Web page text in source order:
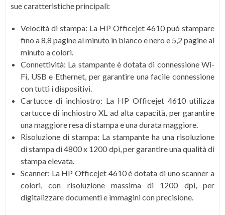
sue caratteristiche principali:
Velocità di stampa: La HP Officejet 4610 può stampare
fino a 8,8 pagine al minuto in bianco e nero e 5,2 pagine al
minuto a colori.
Connettività: La stampante è dotata di connessione Wi-
Fi, USB e Ethernet, per garantire una facile connessione
con tutti i dispositivi.
Cartucce di inchiostro: La HP Officejet 4610 utilizza
cartucce di inchiostro XL ad alta capacità, per garantire
una maggiore resa di stampa e una durata maggiore.
Risoluzione di stampa: La stampante ha una risoluzione
di stampa di 4800 x 1200 dpi, per garantire una qualità di
stampa elevata.
Scanner: La HP Officejet 4610 è dotata di uno scanner a
colori, con risoluzione massima di 1200 dpi, per
digitalizzare documenti e immagini con precisione.